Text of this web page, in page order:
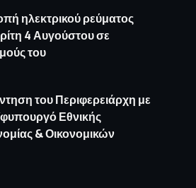
ηλεκτρικού ρεύματος
4 Αυγούστου σε
του
του Περιφερειάρχη με
Εθνικής
& Οικονομικών